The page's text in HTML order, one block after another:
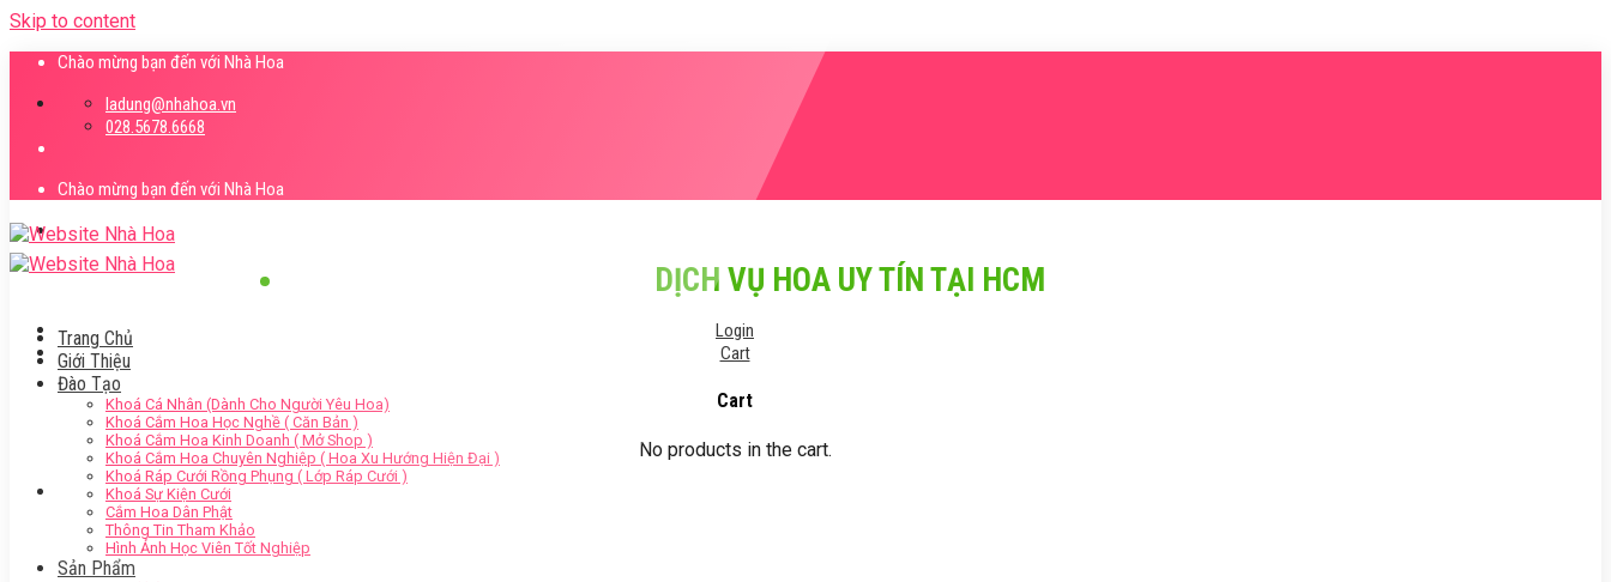
Skip to content
Chào mừng bạn đến với Nhà Hoa
ladung@nhahoa.vn
028.5678.6668
Chào mừng bạn đến với Nhà Hoa
DỊCH VỤ HOA UY TÍN TẠI HCM
Login
Cart
Cart
No products in the cart.
Trang Chủ
Giới Thiệu
Đào Tạo
Khoá Cá Nhân (Dành Cho Người Yêu Hoa)
Khoá Cắm Hoa Học Nghề ( Căn Bản )
Khoá Cắm Hoa Kinh Doanh ( Mở Shop )
Khoá Cắm Hoa Chuyên Nghiệp ( Hoa Xu Hướng Hiện Đại )
Khoá Ráp Cưới Rồng Phụng ( Lớp Ráp Cưới )
Khoá Sự Kiện Cưới
Cắm Hoa Dân Phật
Thông Tin Tham Khảo
Hình Ảnh Học Viên Tốt Nghiệp
Sản Phẩm